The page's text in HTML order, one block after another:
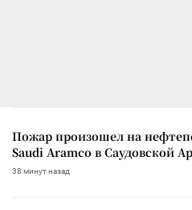
Пожар произошел на
Saudi Aramco в Саудовской
38 минут назад